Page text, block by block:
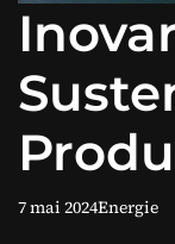
7 mai 2024Energie